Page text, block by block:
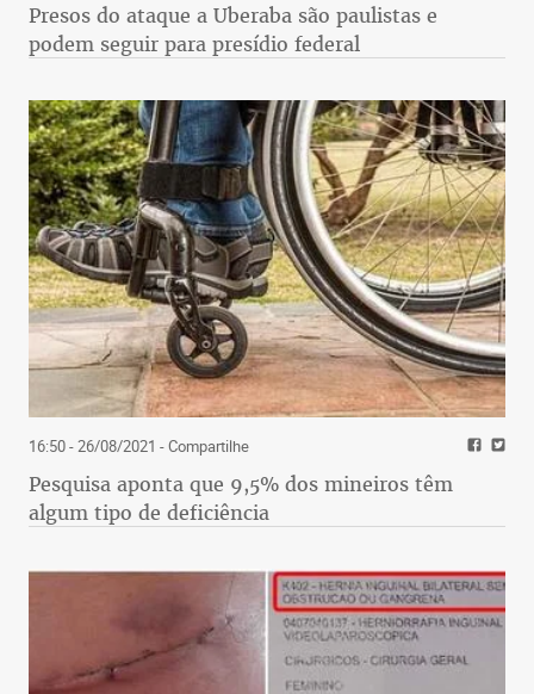
Presos do ataque a Uberaba são paulistas e
podem seguir para presídio federal
16:50 - 26/08/2021 - Compartilhe
Pesquisa aponta que 9,5% dos mineiros têm
algum tipo de deficiência